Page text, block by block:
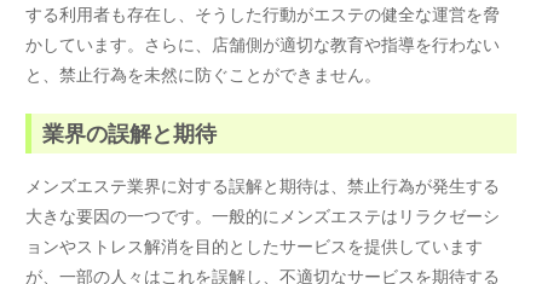
する利用者も存在し、そうした行動がエステの健全な運営を脅
かしています。さらに、店舗側が適切な教育や指導を行わない
と、禁止行為を未然に防ぐことができません。
業界の誤解と期待
メンズエステ業界に対する誤解と期待は、禁止行為が発生する
大きな要因の一つです。一般的にメンズエステはリラクゼーシ
ョンやストレス解消を目的としたサービスを提供しています
が、一部の人々はこれを誤解し、不適切なサービスを期待する